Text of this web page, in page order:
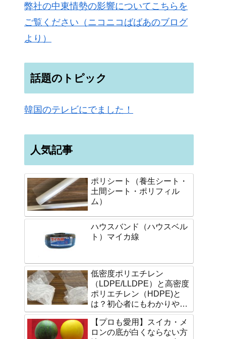
弊社の中東情勢の影響についてこちらを
ご覧ください（ニコニコばばあのブログ
より）
話題のトピック
韓国のテレビにでました！
人気記事
ポリシート（養生シート・
土間シート・ポリフィル
ム）
ハウスバンド（ハウスベル
ト）マイカ線
低密度ポリエチレン
（LDPE/LLDPE）と高密度
ポリエチレン（HDPE)と
は？初心者にもわかりやす
く説明します。
【プロも愛用】スイカ・メ
ロンの底が白くならない方